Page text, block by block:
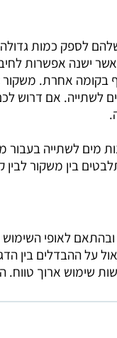
לספק כמות
בקומה אחרת.
אם דרוש
מים לשתייה בעבור
בין משקור
לאופי השימוש
על ההבדלים בין
שימוש ארוך טווח.